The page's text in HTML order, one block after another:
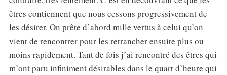
êtres contiennent que nous cessons progressivement de
les désirer. On prête d’abord mille vertus à celui qu’on
vient de rencontrer pour les retrancher ensuite plus ou
moins rapidement. Tant de fois j’ai rencontré des êtres qui
m’ont paru infiniment désirables dans le quart d’heure qui